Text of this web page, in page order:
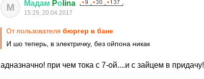
М Мадам Pо lina
15:29, 20.04.2017
От пользователя бюргер в бане
И шо теперь, в электричку, без ойпона никак
адназначно! при чем тока с 7-ой....и с зайцем в придачу!